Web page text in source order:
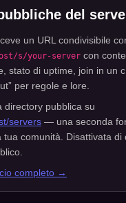
del
un URL condivisibile
s/your-server con
stato di uptime, join in un
per regole e lore.
directory pubblica su
servers — una seconda
tua comunità. Disattivata di
completo →